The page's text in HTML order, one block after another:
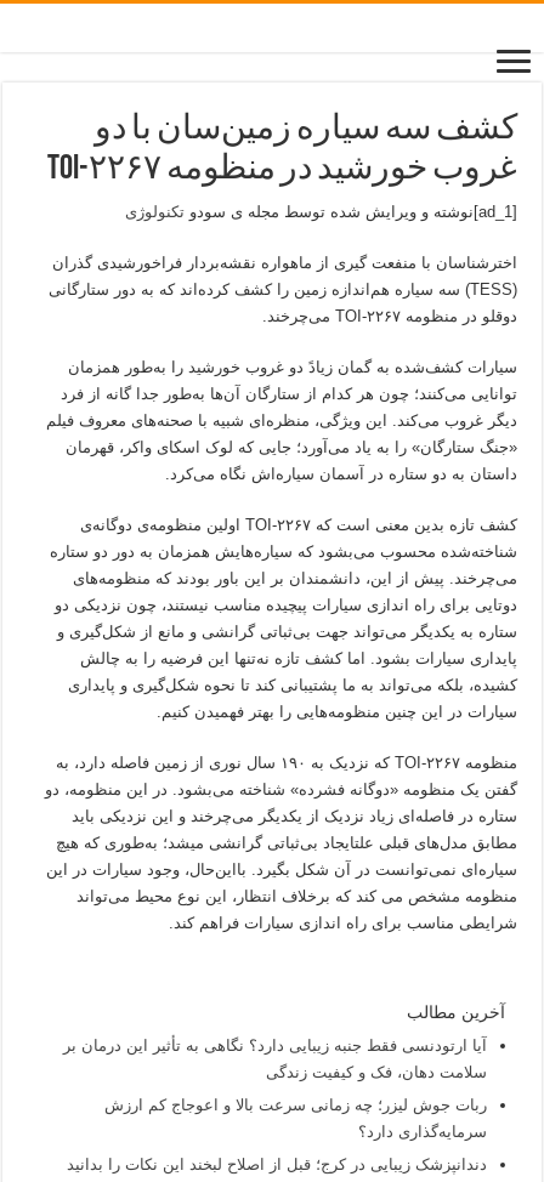
کشف سه سیاره زمین‌سان با دو
غروب خورشید در منظومه TOI-۲۲۶۷
[ad_1]نوشته و ویرایش شده توسط مجله ی سودو تکنولوژی
اخترشناسان با منفعت گیری از ماهواره نقشه‌بردار فراخورشیدی گذران
(TESS) سه سیاره هم‌اندازه زمین را کشف کرده‌اند که به دور ستارگانی
دوقلو در منظومه TOI-۲۲۶۷ می‌چرخند.
سیارات کشف‌شده به گمان زیادً دو غروب خورشید را به‌طور همزمان
توانایی می‌کنند؛ چون هر کدام از ستارگان آن‌ها به‌طور جدا گانه از فرد
دیگر غروب می‌کند. این ویژگی، منظره‌ای شبیه با صحنه‌های معروف فیلم
«جنگ ستارگان» را به یاد می‌آورد؛ جایی که لوک اسکای واکر، قهرمان
داستان به دو ستاره در آسمان سیاره‌اش نگاه می‌کرد.
کشف تازه بدین معنی است که TOI-۲۲۶۷ اولین منظومه‌ی دوگانه‌ی
شناخته‌شده محسوب می‌بشود که سیاره‌هایش همزمان به دور دو ستاره
می‌چرخند. پیش از این، دانشمندان بر این باور بودند که منظومه‌های
دوتایی برای راه اندازی سیارات پیچیده مناسب نیستند، چون نزدیکی دو
ستاره به یکدیگر می‌تواند جهت بی‌ثباتی گرانشی و مانع از شکل‌گیری و
پایداری سیارات بشود. اما کشف تازه نه‌تنها این فرضیه را به چالش
کشیده، بلکه می‌تواند به ما پشتیبانی کند تا نحوه شکل‌گیری و پایداری
سیارات در این چنین منظومه‌هایی را بهتر فهمیدن کنیم.
منظومه TOI-۲۲۶۷ که نزدیک به ۱۹۰ سال نوری از زمین فاصله دارد، به
گفتن یک منظومه «دوگانه فشرده» شناخته می‌بشود. در این منظومه، دو
ستاره در فاصله‌ای زیاد نزدیک از یکدیگر می‌چرخند و این نزدیکی باید
مطابق مدل‌های قبلی علتایجاد بی‌ثباتی گرانشی میشد؛ به‌طوری که هیچ
سیاره‌ای نمی‌توانست در آن شکل بگیرد. بااین‌حال، وجود سیارات در این
منظومه مشخص می کند که برخلاف انتظار، این نوع محیط می‌تواند
شرایطی مناسب برای راه اندازی سیارات فراهم کند.
آخرین مطالب
آیا ارتودنسی فقط جنبه زیبایی دارد؟ نگاهی به تأثیر این درمان بر
سلامت دهان، فک و کیفیت زندگی
ربات جوش لیزر؛ چه زمانی سرعت بالا و اعوجاج کم ارزش
سرمایه‌گذاری دارد؟
دندانپزشک زیبایی در کرج؛ قبل از اصلاح لبخند این نکات را بدانید